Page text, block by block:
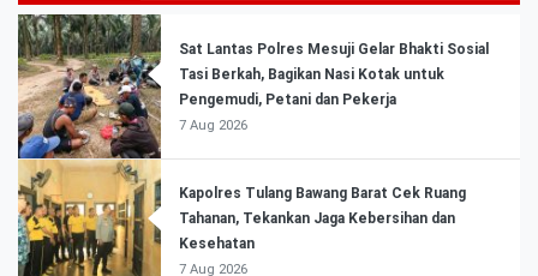
Sat Lantas Polres Mesuji Gelar Bhakti Sosial
Tasi Berkah, Bagikan Nasi Kotak untuk
Pengemudi, Petani dan Pekerja
7 Aug 2026
Kapolres Tulang Bawang Barat Cek Ruang
Tahanan, Tekankan Jaga Kebersihan dan
Kesehatan
7 Aug 2026